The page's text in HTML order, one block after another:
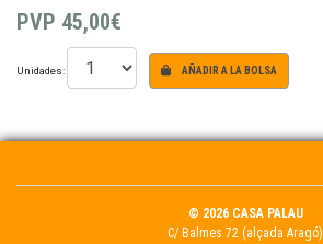
PVP 45,00€
Unidades: AÑADIR A LA BOLSA
© 2026 CASA PALAU
C/ Balmes 72 (alçada Aragó)